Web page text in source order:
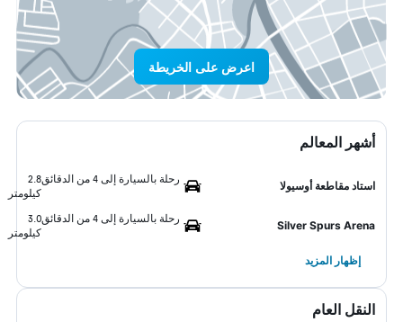
اعرض على الخريطة
أشهر المعالم
استاد مقاطعة أوسيولا
رحلة بالسيارة إلى 4 من الدقائق
2.8
كيلومتر
Silver Spurs Arena
رحلة بالسيارة إلى 4 من الدقائق
3.0
كيلومتر
إظهار المزيد
النقل العام